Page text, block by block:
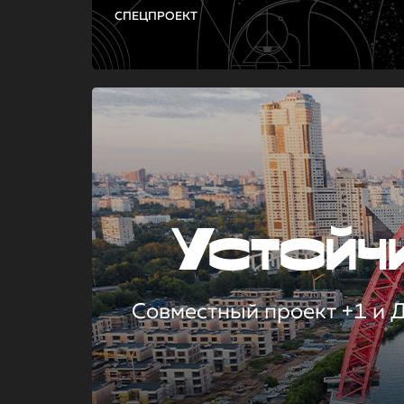
СПЕЦПРОЕКТ
Совместный проект +1 и